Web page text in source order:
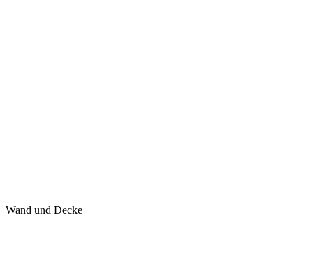
Wand und Decke